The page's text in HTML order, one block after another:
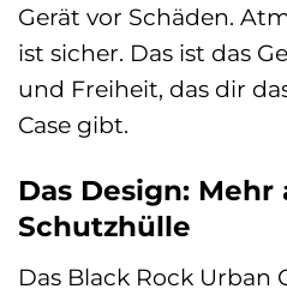
Gerät vor Schäden.
ist sicher. Das ist das
und Freiheit, das dir
Case gibt.
Das Design: Mehr
Schutzhülle
Das Black Rock Urban